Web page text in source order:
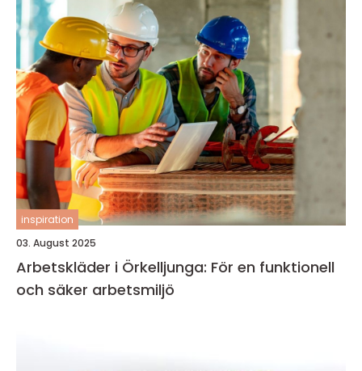
inspiration
03. August 2025
Arbetskläder i Örkelljunga: För en funktionell
och säker arbetsmiljö